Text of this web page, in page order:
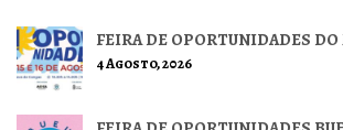
FEIRA DE OPORTUNIDADES
4 Agosto, 2026